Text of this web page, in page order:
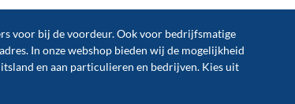
voor bij devoordeur. Ook voor bedrijfsmatige
In onze webshop bieden wij de mogelijkheid
en aan particulieren en bedrijven. Kies uit